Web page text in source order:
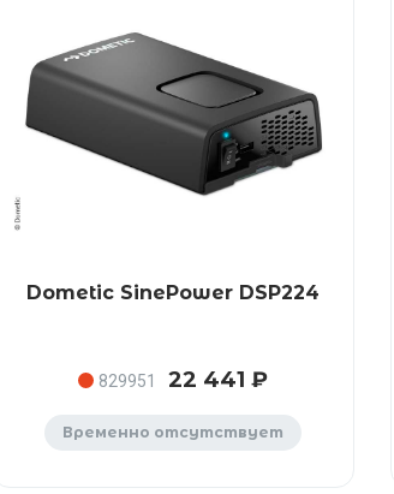
Dometic SinePower DSP224
829951 22 441 ₽
Временно отсутствует